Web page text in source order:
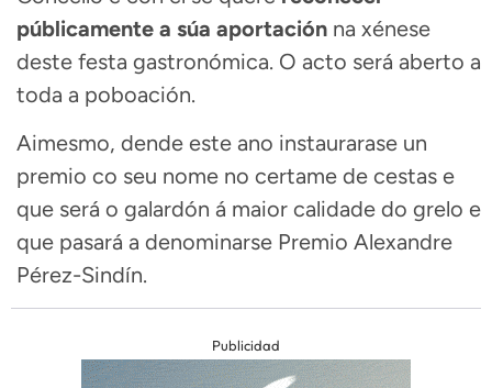
públicamente a súa aportación na xénese
deste festa gastronómica. O acto será aberto a
toda a poboación.
Aimesmo, dende este ano instaurarase un
premio co seu nome no certame de cestas e
que será o galardón á maior calidade do grelo e
que pasará a denominarse Premio Alexandre
Pérez-Sindín.
Publicidad